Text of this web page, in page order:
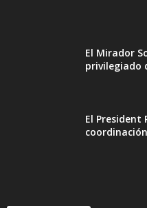
El Mirador
privilegiado
El President